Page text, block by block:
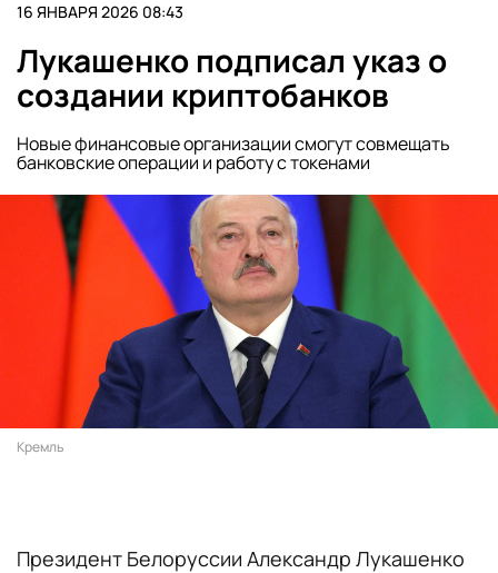
16 ЯНВАРЯ 2026 08:43
Лукашенко подписал указ о
создании криптобанков
Новые финансовые организации смогут совмещать
банковские операции и работу с токенами
Кремль
Президент Белоруссии Александр Лукашенко